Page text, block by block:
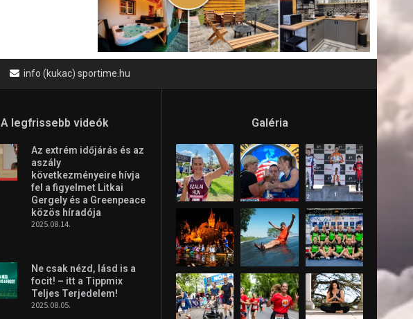
info (kukac) sportime.hu
A legfrissebb videók
Az extrém időjárás és az
aszály
következményeire hívja
fel a figyelmet Litkai
Gergely és a Greenpeace
közös híradója
2025.08.14.
Ne csak nézd, lásd is a
focit! – itt a Tippmix
Teljes Terjedelem!
2025.08.05.
Galéria